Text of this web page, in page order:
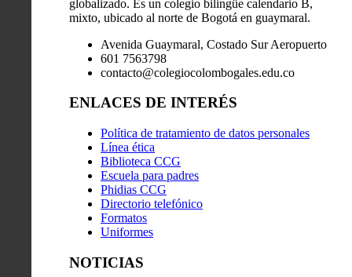
globalizado. Es un colegio bilingüe calendario B,
mixto, ubicado al norte de Bogotá en guaymaral.
Avenida Guaymaral, Costado Sur Aeropuerto
601 7563798
contacto@colegiocolombogales.edu.co
ENLACES DE INTERÉS
Política de tratamiento de datos personales
Línea ética
Biblioteca CCG
Escuela para padres
Phidias CCG
Directorio telefónico
Formatos
Uniformes
NOTICIAS